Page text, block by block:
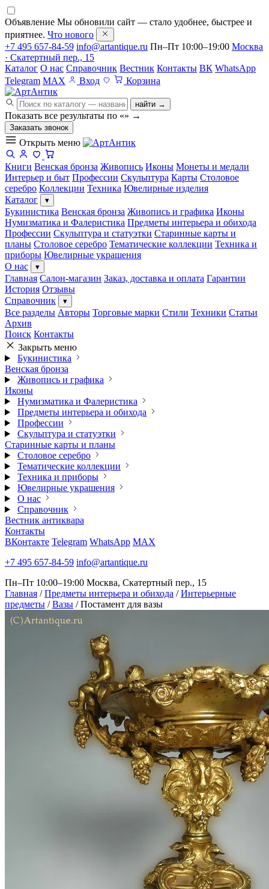
Объявление Мы обновили сайт — стало удобнее, быстрее и
приятнее. Что нового
+7 495 657-84-59 info@artantique.ru Пн–Пт 10:00–19:00 Москва
· Скатертный пер., 15
Каталог О нас Справочник Вестник Контакты ВК WhatsApp
Telegram MAX Вход Корзина
найти →
Показать все результаты по «» →
Заказать звонок
Открыть меню
Книги Венская бронза Живопись Иконы Монеты и медали
Интерьер и быт Профессии Скульптура Карты Столовое
серебро Коллекции Техника Ювелирные изделия
Каталог
▾
Букинистика Венская бронза Живопись и графика Иконы
Нумизматика и Фалеристика Предметы интерьера и обихода
Профессии Скульптура и статуэтки Старинные карты и
планы Столовое серебро Тематические коллекции Техника и
приборы Ювелирные украшения
О нас
▾
Главная Салон-магазин Заказ, доставка и оплата Гарантии
История Отзывы
Справочник
▾
Все разделы Авторы Торговые марки Стили Техники Статьи
Архив
Поиск Контакты
Закрыть меню
Букинистика
Венская бронза
Живопись и графика
Иконы
Нумизматика и Фалеристика
Предметы интерьера и обихода
Профессии
Скульптура и статуэтки
Старинные карты и планы
Столовое серебро
Тематические коллекции
Техника и приборы
Ювелирные украшения
О нас
Справочник
Вестник антиквара
Контакты
ВКонтакте Telegram WhatsApp MAX
+7 495 657-84-59 info@artantique.ru
Пн–Пт 10:00–19:00 Москва, Скатертный пер., 15
Главная / Предметы интерьера и обихода / Интерьерные
предметы / Вазы / Постамент для вазы